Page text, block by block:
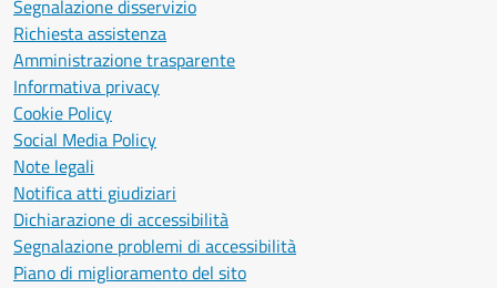
Segnalazione disservizio
Richiesta assistenza
Amministrazione trasparente
Informativa privacy
Cookie Policy
Social Media Policy
Note legali
Notifica atti giudiziari
Dichiarazione di accessibilità
Segnalazione problemi di accessibilità
Piano di miglioramento del sito